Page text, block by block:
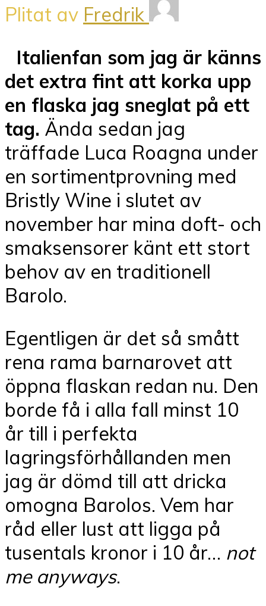
Plitat av Fredrik
Italienfan som jag är känns
det extra fint att korka upp
en flaska jag sneglat på ett
tag. Ända sedan jag
träffade Luca Roagna under
en sortimentprovning med
Bristly Wine i slutet av
november har mina doft- och
smaksensorer känt ett stort
behov av en traditionell
Barolo.
Egentligen är det så smått
rena rama barnarovet att
öppna flaskan redan nu. Den
borde få i alla fall minst 10
år till i perfekta
lagringsförhållanden men
jag är dömd till att dricka
omogna Barolos. Vem har
råd eller lust att ligga på
tusentals kronor i 10 år… not
me anyways.